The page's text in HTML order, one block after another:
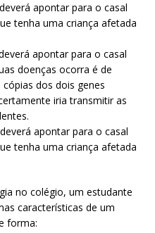
apontar para o casal
tenha uma criança afetada
apontar para o casal
doenças ocorra é de
dos dois genes
iria transmitir as
apontar para o casal
tenha uma criança afetada
no colégio, um estudante
características de um
forma: